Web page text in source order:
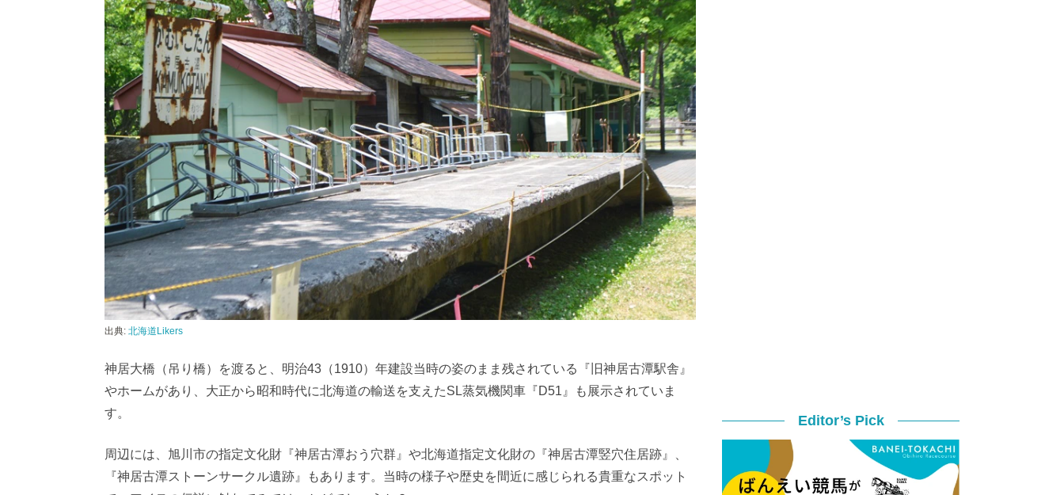
出典: 北海道Likers
神居大橋（吊り橋）を渡ると、明治43（1910）年建設当時の姿のまま残されている『旧神居古潭駅舎』
やホームがあり、大正から昭和時代に北海道の輸送を支えたSL蒸気機関車『D51』も展示されていま
す。
周辺には、旭川市の指定文化財『神居古潭おう穴群』や北海道指定文化財の『神居古潭竪穴住居跡』、
『神居古潭ストーンサークル遺跡』もあります。当時の様子や歴史を間近に感じられる貴重なスポット
Editor’s Pick